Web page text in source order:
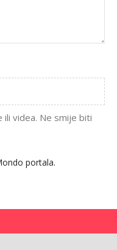
videa. Ne smije biti
portala.